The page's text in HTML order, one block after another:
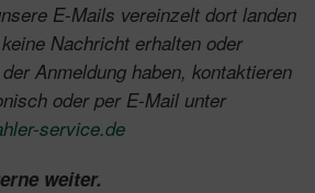
E-Mails vereinzelt dort landen
Nachricht erhalten oder
Anmeldung haben, kontaktieren
oder per E-Mail unter
service.de
weiter.